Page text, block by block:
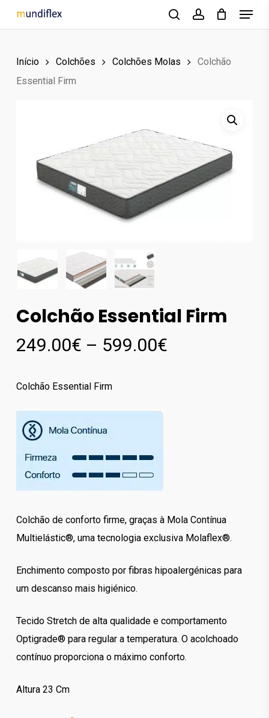
to
content
searchaccount
Menu
Início Colchões Colchões Molas
Colchão
Essential Firm
Colchão Essential Firm
249.00€ – 599.00€Price
Colchão Essential Firm
Colchão de conforto firme, graças à Mola Contínua
Multielástic®, uma tecnologia exclusiva Molaflex®.
Enchimento composto por fibras hipoalergénicas para
um descanso mais higiénico.
Tecido Stretch de alta qualidade e comportamento
Optigrade® para regular a temperatura. O acolchoado
contínuo proporciona o máximo conforto.
Altura 23 Cm